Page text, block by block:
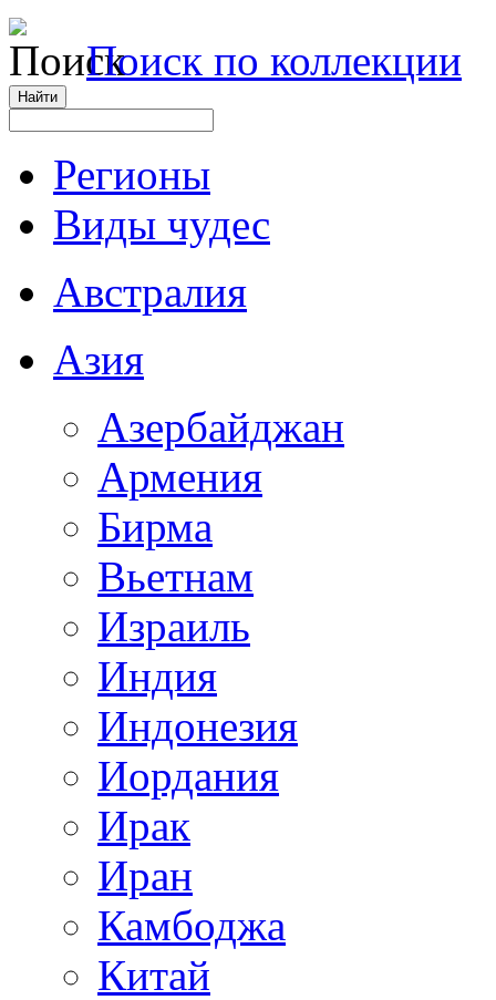
Поиск по коллекции
Регионы
Виды чудес
Австралия
Азия
Азербайджан
Армения
Бирма
Вьетнам
Израиль
Индия
Индонезия
Иордания
Ирак
Иран
Камбоджа
Китай